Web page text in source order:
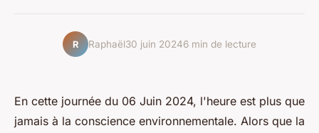
R Raphaël30 juin 20246 min de lecture
En cette journée du 06 Juin 2024, l'heure est plus que
jamais à la conscience environnementale. Alors que la